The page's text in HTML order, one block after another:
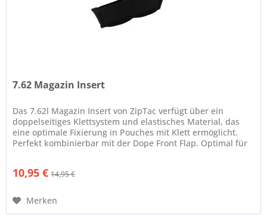
7.62 Magazin Insert
Das 7.62l Magazin Insert von ZipTac verfügt über ein
doppelseitiges Klettsystem und elastisches Material, das
eine optimale Fixierung in Pouches mit Klett ermöglicht.
Perfekt kombinierbar mit der Dope Front Flap. Optimal für
10,95 € 14,95 €
Merken